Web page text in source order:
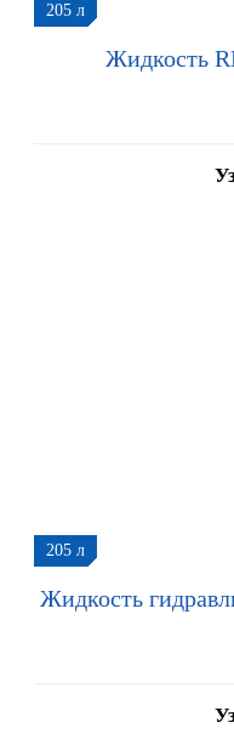
205 л
Жидкость
205 л
Жидкость